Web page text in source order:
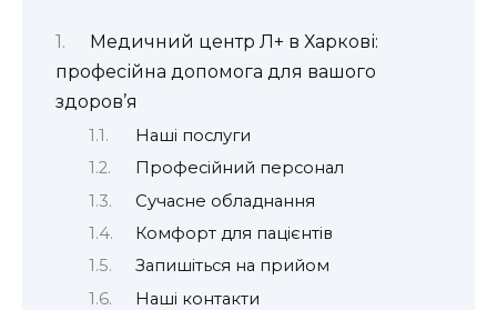
Медичний центр Л+ в Харкові:
професійна допомога для вашого
здоров’я
Наші послуги
Професійний персонал
Сучасне обладнання
Комфорт для пацієнтів
Запишіться на прийом
Наші контакти